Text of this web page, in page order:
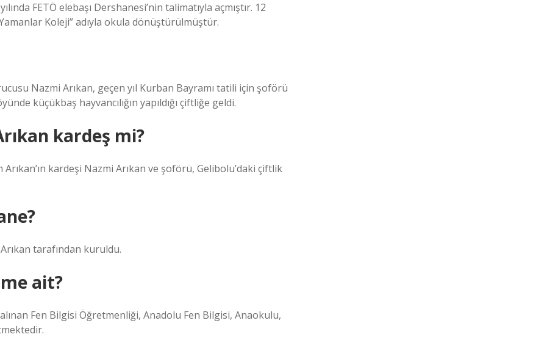
FETÖ elebaşı Dershanesi’nin talimatıyla açmıştır. 12
Koleji” adıyla okula dönüştürülmüştür.
Nazmi Arıkan, geçen yıl Kurban Bayramı tatili için şoförü
küçükbaş hayvancılığın yapıldığı çiftliğe geldi.
kardeş mi?
kardeşi Nazmi Arıkan ve şoförü, Gelibolu’daki çiftlik
Arıkan tarafından kuruldu.
ait?
Fen Bilgisi Öğretmenliği, Anadolu Fen Bilgisi, Anaokulu,